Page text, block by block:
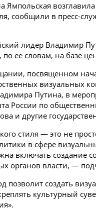
Ямпольская
сообщили в пресс-
лидер Владимир
по ее словам, на базе
посвященном
Путина, в
России по
и другие
стиля — это не
в сфере
включать создание
органов власти, —
создать
культурный